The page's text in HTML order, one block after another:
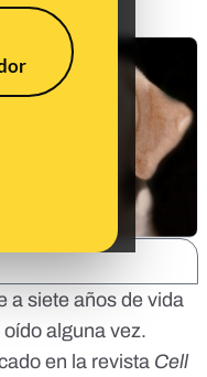
a siete años de vida
alguna vez.
en la revista Cell